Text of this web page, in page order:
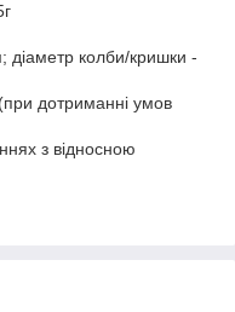
діаметр колби/кришки -
дотриманні умов
з відносною